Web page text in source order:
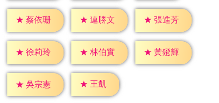
★ 蔡依珊 ★ 連勝文 ★ 張進芳
★ 徐莉玲 ★ 林伯實 ★ 黃鐙輝
★ 吳宗憲 ★ 王凱